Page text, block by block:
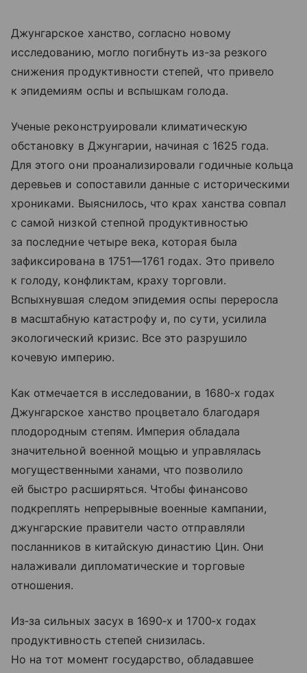
Джунгарское ханство, согласно новому
исследованию, могло погибнуть из‑за резкого
снижения продуктивности степей, что привело
к эпидемиям оспы и вспышкам голода.
Ученые реконструировали климатическую
обстановку в Джунгарии, начиная с 1625 года.
Для этого они проанализировали годичные кольца
деревьев и сопоставили данные с историческими
хрониками. Выяснилось, что крах ханства совпал
с самой низкой степной продуктивностью
за последние четыре века, которая была
зафиксирована в 1751—1761 годах. Это привело
к голоду, конфликтам, краху торговли.
Вспыхнувшая следом эпидемия оспы переросла
в масштабную катастрофу и, по сути, усилила
экологический кризис. Все это разрушило
кочевую империю.
Как отмечается в исследовании, в 1680‑х годах
Джунгарское ханство процветало благодаря
плодородным степям. Империя обладала
значительной военной мощью и управлялась
могущественными ханами, что позволило
ей быстро расширяться. Чтобы финансово
подкреплять непрерывные военные кампании,
джунгарские правители часто отправляли
посланников в китайскую династию Цин. Они
налаживали дипломатические и торговые
отношения.
Из‑за сильных засух в 1690‑х и 1700‑х годах
продуктивность степей снизилась.
Но на тот момент государство, обладавшее